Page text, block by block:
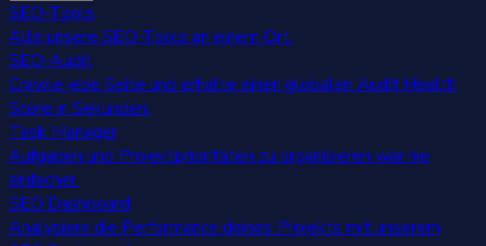
SEO-Tools
Alle unsere SEO-Tools an einem Ort.
SEO-Audit
Crawle jede Seite und erhalte einen globalen Audit Health
Score in Sekunden.
Task Manager
Aufgaben und Projektprioritäten zu organisieren war nie
einfacher.
SEO Dashboard
Analysiere die Performance deines Projekts mit unserem